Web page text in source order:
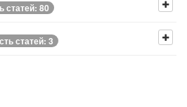
статей: 80
статей: 3